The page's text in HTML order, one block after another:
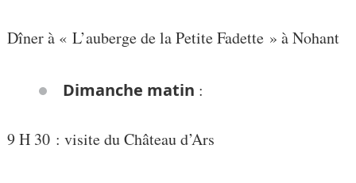
Dîner à « L’auberge de la Petite Fadette » à Nohant
Dimanche matin :
9 H 30 : visite du Château d’Ars